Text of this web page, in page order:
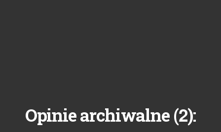
Opinie archiwalne (2):